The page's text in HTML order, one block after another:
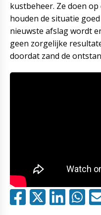
kustbeheer. Ze doen
houden de situatie
nieuwste afslag wordt
geen zorgelijke
doordat zand de